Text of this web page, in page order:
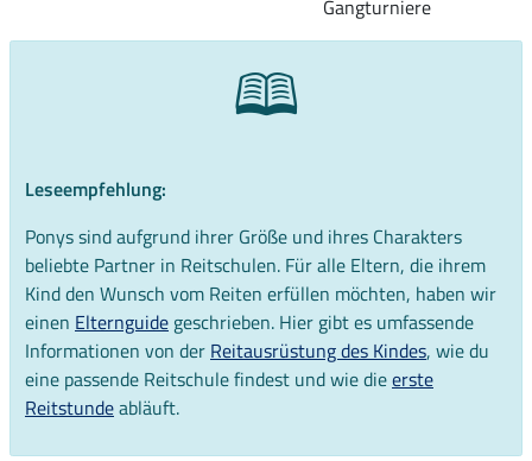
Gangturniere
🕮
Leseempfehlung:
Ponys sind aufgrund ihrer Größe und ihres Charakters
beliebte Partner in Reitschulen. Für alle Eltern, die ihrem
Kind den Wunsch vom Reiten erfüllen möchten, haben wir
einen Elternguide geschrieben. Hier gibt es umfassende
Informationen von der Reitausrüstung des Kindes, wie du
eine passende Reitschule findest und wie dieerste
Reitstundeabläuft.